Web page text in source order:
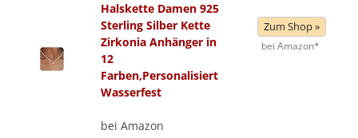
Halskette Damen 925
Sterling Silber Kette
Zirkonia Anhänger in
12
Farben,Personalisiert
Wasserfest
bei Amazon
Zum Shop »
bei Amazon*